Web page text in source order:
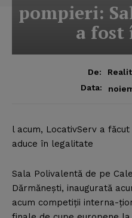
pompieri:
a fost
De:
Data:
l acum, LocativServ a
aduce în legalitate
Sala Polivalentă de pe
Dărmăneşti, inaugurată
acum competiţii interna-